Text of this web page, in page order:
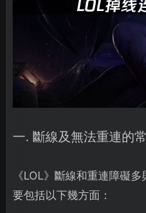
一. 斷線及無法重連的
《LOL》斷線和重連障礙
要包括以下幾方面：